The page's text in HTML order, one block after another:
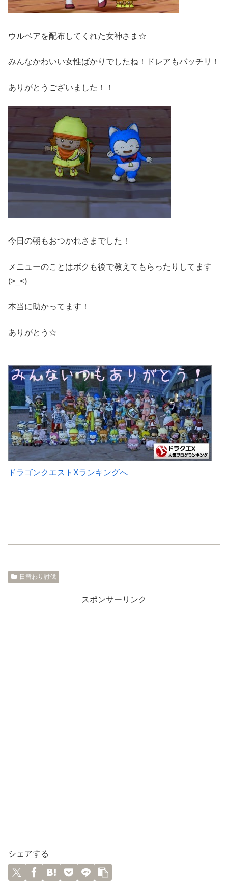
ウルベアを配布してくれた女神さま☆
みんなかわいい女性ばかりでしたね！ドレアもバッチリ！
ありがとうございました！！
今日の朝もおつかれさまでした！
メニューのことはボクも後で教えてもらったりしてます
(>_<)
本当に助かってます！
ありがとう☆
ドラゴンクエストXランキングへ
日替わり討伐
スポンサーリンク
シェアする